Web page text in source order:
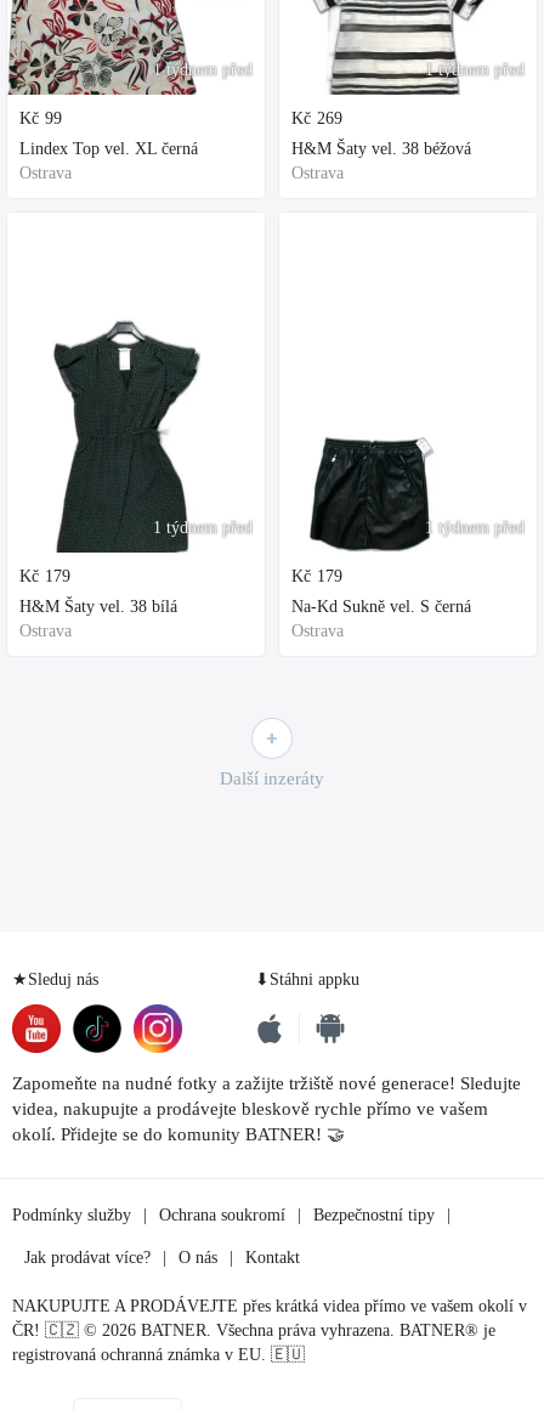
1 týdnem před
Kč 99
Lindex Top vel. XL černá
Ostrava
1 týdnem před
Kč 179
H&M Šaty vel. 38 bílá
Ostrava
1 týdnem před
Kč 269
H&M Šaty vel. 38 béžová
Ostrava
1 týdnem před
Kč 179
Na-Kd Sukně vel. S černá
Ostrava
Další inzeráty
★Sleduj nás ⬇Stáhni appku
Zapomeňte na nudné fotky a zažijte tržiště nové generace! Sledujte
videa, nakupujte a prodávejte bleskově rychle přímo ve vašem
okolí. Přidejte se do komunity BATNER! 🤝
Podmínky služby Ochrana soukromí Bezpečnostní tipy
Jak prodávat více? O nás Kontakt
NAKUPUJTE A PRODÁVEJTE přes krátká videa přímo ve vašem okolí v
ČR! 🇨🇿 © 2026 BATNER. Všechna práva vyhrazena. BATNER® je
registrovaná ochranná známka v EU. 🇪🇺